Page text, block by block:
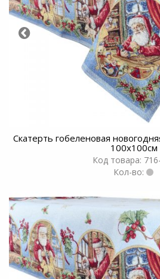
Скатерть гобеленовая
100х100см
Код товара:
Кол-во: